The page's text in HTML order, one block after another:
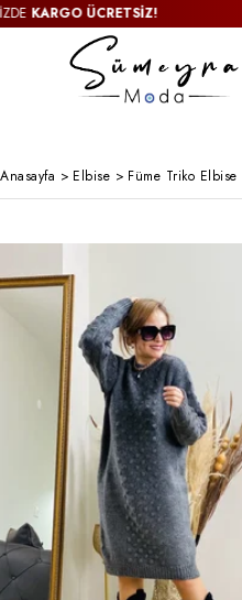
ÜCRETSİZ!
Anasayfa > Elbise > Füme Triko Elbise